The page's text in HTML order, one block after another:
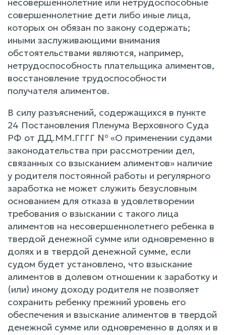
совершеннолетние дети либо иные лица,
которых он обязан по закону содержать;
иными заслуживающими внимания
обстоятельствами являются, например,
нетрудоспособность плательщика алиментов,
восстановление трудоспособности
получателя алиментов.
В силу разъяснений, содержащихся в пункте
24 Постановления Пленума Верховного Суда
РФ от ДД.ММ.ГГГГ № «О применении судами
законодательства при рассмотрении дел,
связанных со взысканием алиментов» наличие
у родителя постоянной работы и регулярного
заработка не может служить безусловным
основанием для отказа в удовлетворении
требования о взыскании с такого лица
алиментов на несовершеннолетнего ребенка в
твердой денежной сумме или одновременно в
долях и в твердой денежной сумме, если
судом будет установлено, что взыскание
алиментов в долевом отношении к заработку и
(или) иному доходу родителя не позволяет
сохранить ребенку прежний уровень его
обеспечения и взыскание алиментов в твердой
денежной сумме или одновременно в долях и в